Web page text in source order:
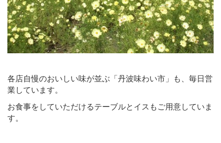
各店自慢のおいしい味が並ぶ「丹波味わい市」も、毎日営
業しています。
お食事をしていただけるテーブルとイスもご用意していま
す。